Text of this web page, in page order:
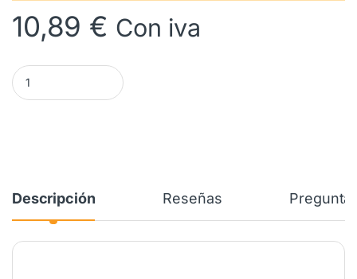
10,89 € Con iva
Embellecedor Blanco LIEBHERR ( 2 Unidades ) 7426362 cantidad
Descripción Reseñas